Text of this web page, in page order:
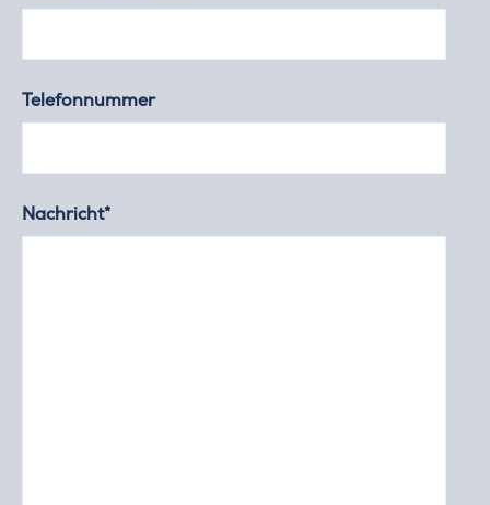
Telefonnummer
Nachricht*